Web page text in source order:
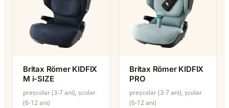
Britax Römer KIDFIX
M i-SIZE
preșcolar (3-7 ani), școlar
(6-12 ani)
Britax Römer KIDFIX
PRO
preșcolar (3-7 ani), școlar
(6-12 ani)